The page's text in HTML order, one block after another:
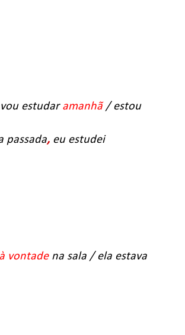
estudar amanhã/ estou
passada,eu estudei
à vontadena sala / ela estava